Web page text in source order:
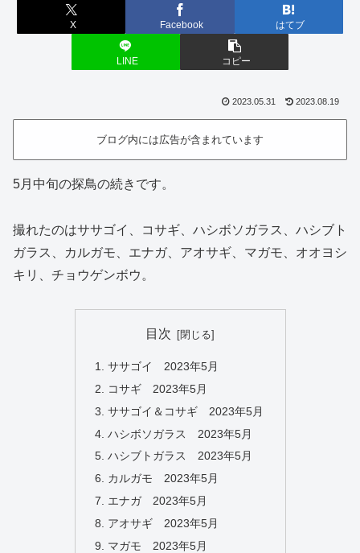
X Facebook はてブ
LINE コピー
2023.05.31 2023.08.19
ブログ内には広告が含まれています
5月中旬の探鳥の続きです。
撮れたのはササゴイ、コサギ、ハシボソガラス、ハシブト
ガラス、カルガモ、エナガ、アオサギ、マガモ、オオヨシ
キリ、チョウゲンボウ。
目次
ササゴイ 2023年5月
コサギ 2023年5月
ササゴイ＆コサギ 2023年5月
ハシボソガラス 2023年5月
ハシブトガラス 2023年5月
カルガモ 2023年5月
エナガ 2023年5月
アオサギ 2023年5月
マガモ 2023年5月